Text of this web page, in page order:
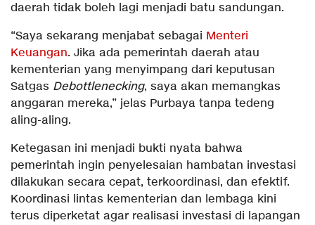
daerah tidak boleh lagi menjadi batu sandungan.
“Saya sekarang menjabat sebagai Menteri
Keuangan. Jika ada pemerintah daerah atau
kementerian yang menyimpang dari keputusan
Satgas Debottlenecking, saya akan memangkas
anggaran mereka,” jelas Purbaya tanpa tedeng
aling-aling.
Ketegasan ini menjadi bukti nyata bahwa
pemerintah ingin penyelesaian hambatan investasi
dilakukan secara cepat, terkoordinasi, dan efektif.
Koordinasi lintas kementerian dan lembaga kini
terus diperketat agar realisasi investasi di lapangan